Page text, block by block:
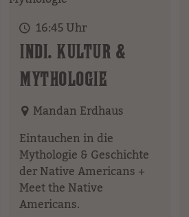
16:45 Uhr
INDI. KULTUR &
MYTHOLOGIE
Mandan Erdhaus
Eintauchen in die
Mythologie & Geschichte
der Native Americans +
Meet the Native
Americans.